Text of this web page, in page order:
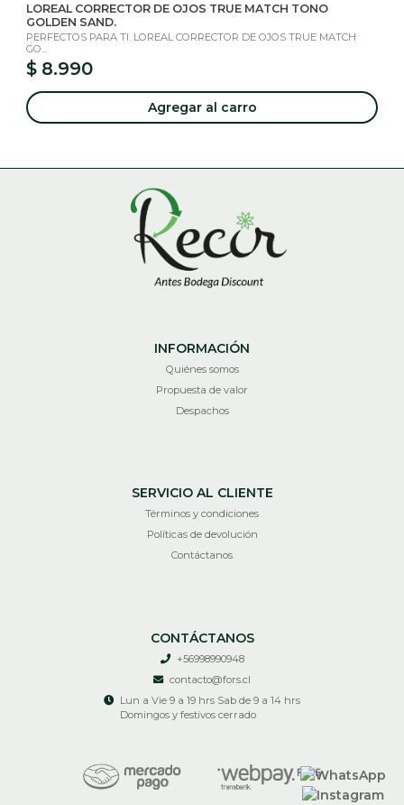
LOREAL CORRECTOR DE OJOS TRUE MATCH TONO
GOLDEN SAND.
PERFECTOS PARA TI. LOREAL CORRECTOR DE OJOS TRUE MATCH
GO...
$ 8.990
Agregar al carro
INFORMACIÓN
Quiénes somos
Propuesta de valor
Despachos
SERVICIO AL CLIENTE
Términos y condiciones
Políticas de devolución
Contáctanos
CONTÁCTANOS
+56998990948
contacto@fors.cl
Lun a Vie 9 a 19 hrs Sab de 9 a 14 hrs
Domingos y festivos cerrado